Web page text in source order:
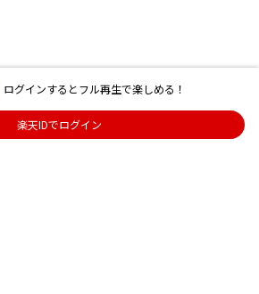
ログインするとフル再生で楽しめる！
楽天IDでログイン